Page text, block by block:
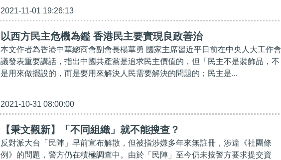
2021-11-01 19:26:13
以西方民主危機為鑑 香港民主要實現良政善治
本文作者為香港中華總商會副會長楊華勇 國家主席習近平日前在中央人大工作會
議發表重要講話，指出中國共產黨是追求民主價值的，但「民主不是裝飾品，不
是用來做擺設的，而是要用來解決人民需要解決的問題的；民主是...
2021-10-31 08:00:00
【秉文觀新】「不同組織」就不能搜查？
反對派大台「民陣」早前宣布解散，但被指涉嫌多年來無註冊，涉違《社團條
例》的問題，警方仍在積極調查中。由於「民陣」至今仍未按警方要求提交資